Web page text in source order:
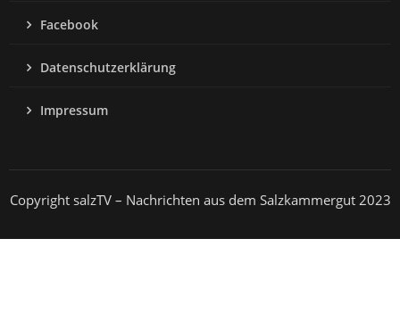
Facebook
Datenschutzerklärung
Impressum
Copyright salzTV – Nachrichten aus dem Salzkammergut 2023